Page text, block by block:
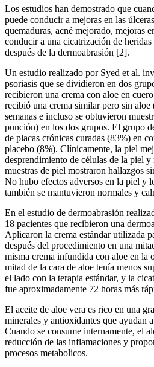
Los estudios han demostrado que
puede conducir a mejoras en las
quemaduras, acné mejorado, mejoras
conducir a una cicatrización de
después de la dermoabrasión [2].
Un estudio realizado por Syed et al.
psoriasis que se dividieron en dos
recibieron una crema con aloe en
recibió una crema similar pero sin
semanas e incluso se obtuvieron
punción) en los dos grupos. El grupo
de placas crónicas curadas (83%) en
placebo (8%). Clínicamente, la piel
desprendimiento de células de la piel
muestras de piel mostraron hallazgos
No hubo efectos adversos en la piel y
también se mantuvieron normales y
En el estudio de dermoabrasión
18 pacientes que recibieron una
Aplicaron la crema estándar utilizada
después del procedimiento en una
misma crema infundida con aloe en la
mitad de la cara de aloe tenía menos
el lado con la terapia estándar, y la
fue aproximadamente 72 horas más
El aceite de aloe vera es rico en una
minerales y antioxidantes que ayudan
Cuando se consume internamente, el
reducción de las inflamaciones y
procesos metabolicos.